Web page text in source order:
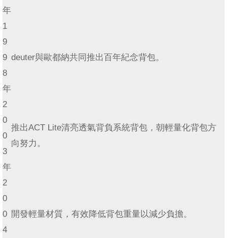
年
1
9
9
8
年
deuter與歐都納共同推出百年紀念背包。
2
0
0
3
年
推出ACT Lite清亮透氣背負系統背包，朝輕量化背包方
向努力。
2
0
0
4
開發輕量材質，有效降低背包重量以減少負擔。